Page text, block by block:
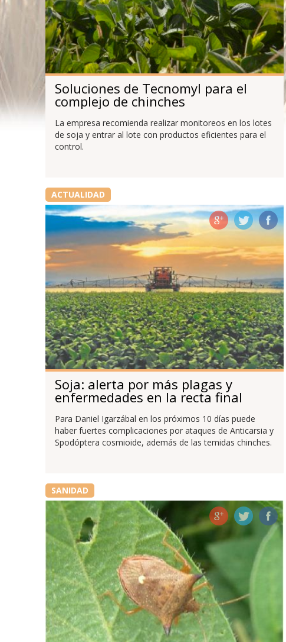
Soluciones de Tecnomyl para el
complejo de chinches
La empresa recomienda realizar monitoreos en los lotes
de soja y entrar al lote con productos eficientes para el
control.
ACTUALIDAD
Soja: alerta por más plagas y
enfermedades en la recta final
Para Daniel Igarzábal en los próximos 10 días puede
haber fuertes complicaciones por ataques de Anticarsia y
Spodóptera cosmioide, además de las temidas chinches.
SANIDAD